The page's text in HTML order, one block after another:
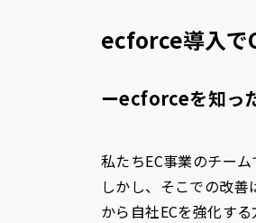
ecforce導入で
ーecforceを知っ
私たちEC事業のチー
しかし、そこでの改
から自社ECを強化す